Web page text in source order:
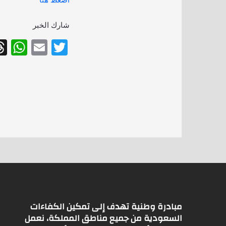
شارك الخبر
T
E
W
مبادرة وطنية تهدف إلى تمكين الكفاءات
السعودية من جميع مناطق المملكة، نعمل